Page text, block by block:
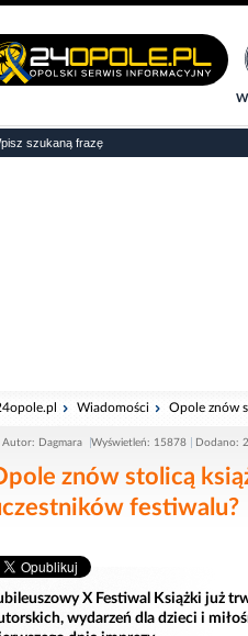
Wiadomości Opole znów
Autor: Dagmara Wyświetleń: 15878 Dodano:
znów stolicą
festiwalu?
X Festiwal Książki już
wydarzeń dla dzieci i